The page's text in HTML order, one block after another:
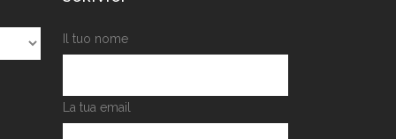
Il tuo nome
La tua email